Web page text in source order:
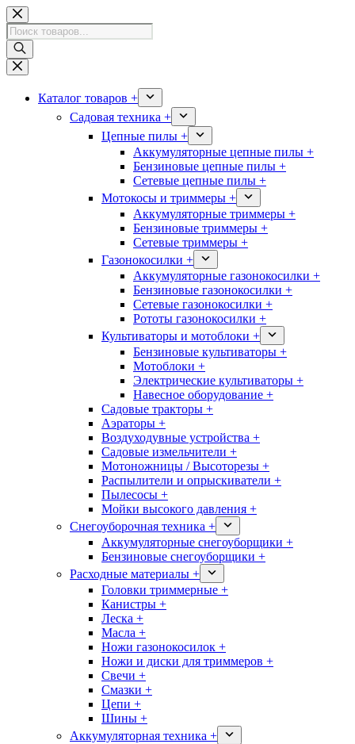
Перейти
к
сути
Поиск
товаров
Каталог товаров +
Садовая техника +
Цепные пилы +
Аккумуляторные цепные пилы +
Бензиновые цепные пилы +
Сетевые цепные пилы +
Мотокосы и триммеры +
Аккумуляторные триммеры +
Бензиновые триммеры +
Сетевые триммеры +
Газонокосилки +
Аккумуляторные газонокосилки +
Бензиновые газонокосилки +
Сетевые газонокосилки +
Рототы газонокосилки +
Культиваторы и мотоблоки +
Бензиновые культиваторы +
Мотоблоки +
Электрические культиваторы +
Навесное оборудование +
Садовые тракторы +
Аэраторы +
Воздуходувные устройства +
Садовые измельчители +
Мотоножницы / Высоторезы +
Распылители и опрыскиватели +
Пылесосы +
Мойки высокого давления +
Снегоуборочная техника +
Аккумуляторные снегоуборщики +
Бензиновые снегоуборщики +
Расходные материалы +
Головки триммерные +
Канистры +
Леска +
Масла +
Ножи газонокосилок +
Ножи и диски для триммеров +
Свечи +
Смазки +
Цепи +
Шины +
Аккумуляторная техника +